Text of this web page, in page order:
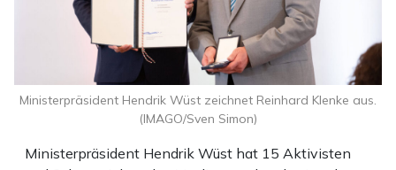
Ministerpräsident Hendrik Wüst hat 15 Aktivisten
Ministerpräsident Hendrik Wüst zeichnet Reinhard Klenke aus.
(IMAGO/Sven Simon)